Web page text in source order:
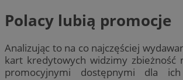
Polacy lubią promocje
Analizując to na co najczęściej
kart kredytowych widzimy zbieżność
promocyjnymi dostępnymi dla